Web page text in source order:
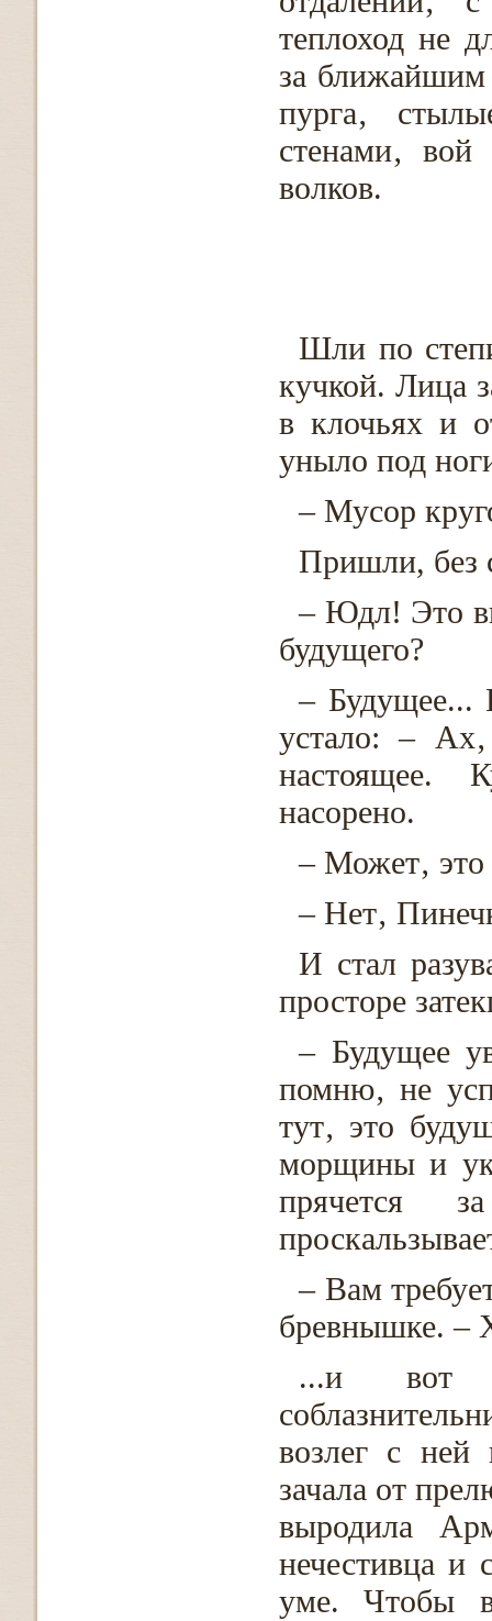
теплоход не
за ближайшим
пурга‚
стенами‚
волков.
Шли по
кучкой. Лица
в клочьях и
уныло под
– Мусор
Пришли, без
– Юдл! Это
будущего?
– Будущее...
устало: –
настоящее.
насорено.
– Может‚
– Нет‚
И стал
просторе
– Будущее
помню‚ не
тут‚ это
морщины и
прячется
– Вам
бревнышке. –
...и вот
возлег с
зачала от
выродила
нечестивца и
уме. Чтобы